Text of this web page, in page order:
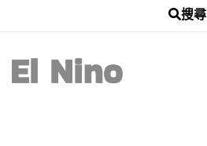
搜尋